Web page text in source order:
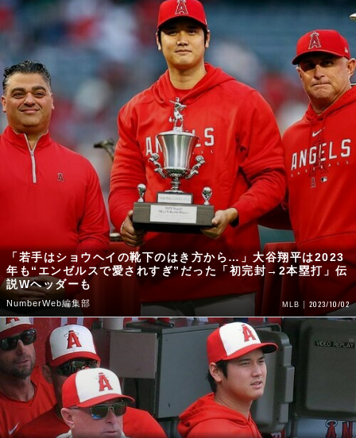
「若手はショウヘイの靴下のはき方から…」大谷翔平は2023
年も“エンゼルスで愛されすぎ”だった「初完封→2本塁打」伝
説Wヘッダーも
NumberWeb編集部 MLB 2023/10/02